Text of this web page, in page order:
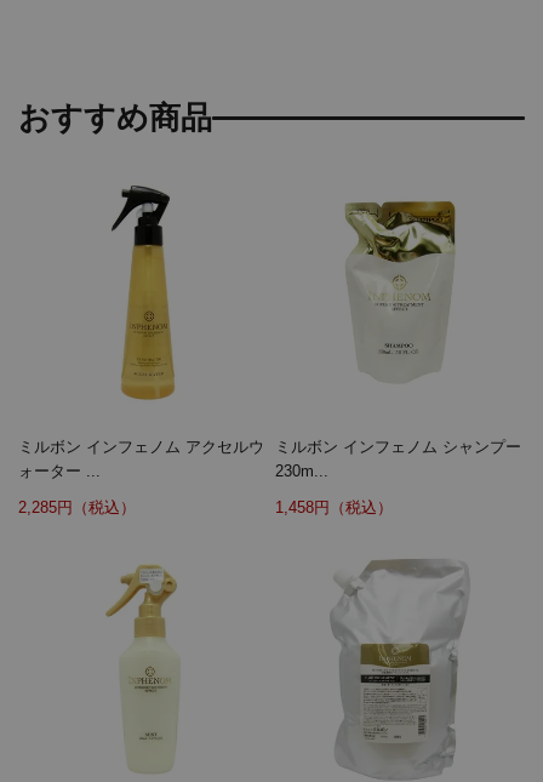
おすすめ商品
ミルボン インフェノム アクセルウ
ォーター ...
2,285円（税込）
ミルボン インフェノム シャンプー
230m...
1,458円（税込）